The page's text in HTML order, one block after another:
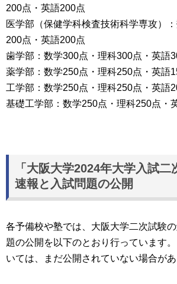
200点・英語200点
医学部（保健学科検査技術科学専攻）
200点・英語200点
歯学部：数学300点・理科300点・英語
薬学部：数学250点・理科250点・英語
工学部：数学250点・理科250点・英語
基礎工学部：数学250点・理科250点・
「大阪大学2024年大学入試二
速報と入試問題の公開
各予備校や塾では、大阪大学二次試験
題の公開を以下のとおり行っています
いては、まだ公開されていない場合があ